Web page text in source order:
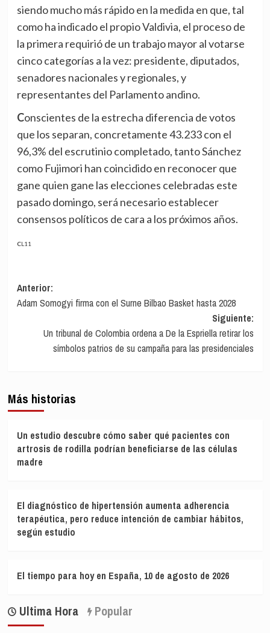
siendo mucho más rápido en la medida en que, tal
como ha indicado el propio Valdivia, el proceso de
la primera requirió de un trabajo mayor al votarse
cinco categorías a la vez: presidente, diputados,
senadores nacionales y regionales, y
representantes del Parlamento andino.
Conscientes de la estrecha diferencia de votos
que los separan, concretamente 43.233 con el
96,3% del escrutinio completado, tanto Sánchez
como Fujimori han coincidido en reconocer que
gane quien gane las elecciones celebradas este
pasado domingo, será necesario establecer
consensos políticos de cara a los próximos años.
CL11
Navegación
de
entradas
Anterior:
Adam Somogyi firma con el Surne Bilbao Basket hasta 2028
Siguiente:
Un tribunal de Colombia ordena a De la Espriella retirar los
símbolos patrios de su campaña para las presidenciales
Más historias
Un estudio descubre cómo saber qué pacientes con
artrosis de rodilla podrían beneficiarse de las células
madre
El diagnóstico de hipertensión aumenta adherencia
terapéutica, pero reduce intención de cambiar hábitos,
según estudio
El tiempo para hoy en España, 10 de agosto de 2026
Ultima Hora Popular